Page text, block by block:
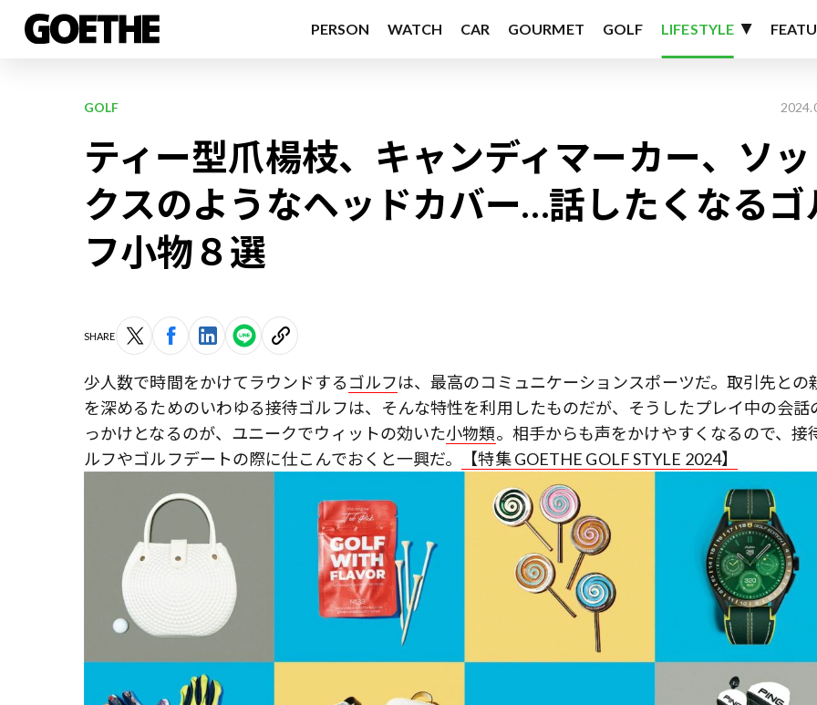
PERSON WATCH CAR GOURMET GOLF LIFESTYLE
GOLF
ティー型爪楊枝、キャンディマーカー、ソッ
クスのようなヘッドカバー…話したくなるゴ
フ小物８選
SHARE
少人数で時間をかけてラウンドする ゴルフは、最高のコミュニケーションスポーツだ。取引先との
を深めるためのいわゆる接待ゴルフは、そんな特性を利用したものだが、そうしたプレイ中の会話
っかけとなるのが、ユニークでウィットの効いた小物類。相手からも声をかけやすくなるので、接
ルフやゴルフデートの際に仕こんでおくと一興だ。
【特集 GOETHE GOLF STYLE 2024】